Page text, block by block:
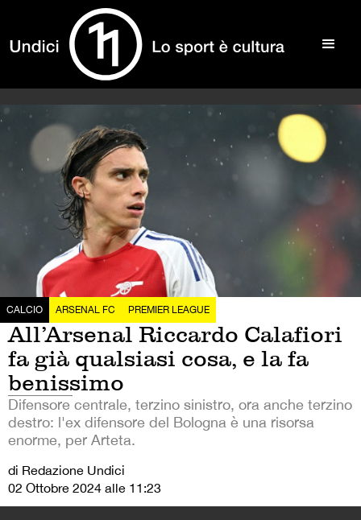
CALCIO ARSENAL FC PREMIER LEAGUE
All’Arsenal Riccardo Calafiori
fa già qualsiasi cosa, e la fa
benissimo
Difensore centrale, terzino sinistro, ora anche terzino
destro: l'ex difensore del Bologna è una risorsa
enorme, per Arteta.
di Redazione Undici
02 Ottobre 2024 alle 11:23